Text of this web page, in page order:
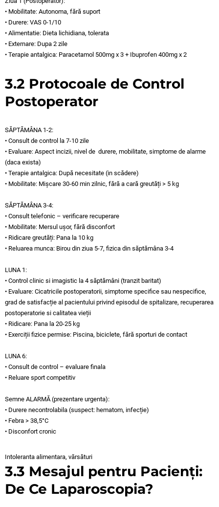
• Mobilitate: Autonoma, fără suport
• Durere: VAS 0-1/10
• Alimentatie: Dieta lichidiana, tolerata
• Externare: Dupa 2 zile
• Terapie antalgica: Paracetamol 500mg x 3 + Ibuprofen 400mg x 2
3.2 Protocoale de Control
Postoperator
SĂPTĂMÂNA 1-2:
• Consult de control la 7-10 zile
• Evaluare: Aspect incizii, nivel de durere, mobilitate, simptome de alarme
(daca exista)
• Terapie antalgica: După necesitate (in scădere)
• Mobilitate: Mișcare 30-60 min zilnic, fără a cară greutăți > 5 kg
SĂPTĂMÂNA 3-4:
• Consult telefonic – verificare recuperare
• Mobilitate: Mersul ușor, fără disconfort
• Ridicare greutăți: Pana la 10 kg
• Reluarea munca: Birou din ziua 5-7, fizica din săptămâna 3-4
LUNA 1:
• Control clinic si imagistic la 4 săptămâni (tranzit baritat)
• Evaluare: Cicatricile postoperatorii, simptome specifice sau nespecifice,
grad de satisfacție al pacientului privind episodul de spitalizare, recuperarea
postoperatorie si calitatea vieții
• Ridicare: Pana la 20-25 kg
• Exerciții fizice permise: Piscina, biciclete, fără sporturi de contact
LUNA 6:
• Consult de control – evaluare finala
• Reluare sport competitiv
Semne ALARMĂ (prezentare urgenta):
• Durere necontrolabila (suspect: hematom, infecție)
• Febra > 38,5°C
• Disconfort cronic
Intoleranta alimentara, vărsături
3.3 Mesajul pentru Pacienți:
De Ce Laparoscopia?